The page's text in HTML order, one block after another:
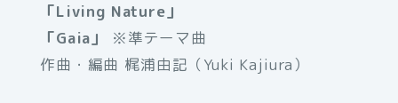
「Living Nature」
「Gaia」
※準テーマ曲
作曲・編曲 梶浦由記（Yuki Kajiura）